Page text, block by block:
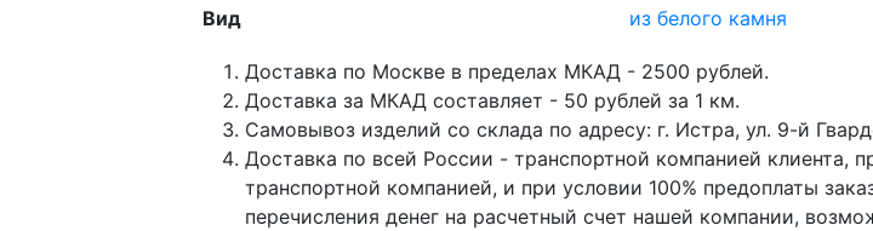
Вид
из белого камня
Доставка по Москве в пределах МКАД - 2500 рублей.
Доставка за МКАД составляет - 50 рублей за 1 км.
Самовывоз изделий со склада по адресу: г. Истра, ул. 9-й
Доставка по всей России - транспортной компанией клиента,
транспортной компанией, и при условии 100% предоплаты
перечисления денег на расчетный счет нашей компании,